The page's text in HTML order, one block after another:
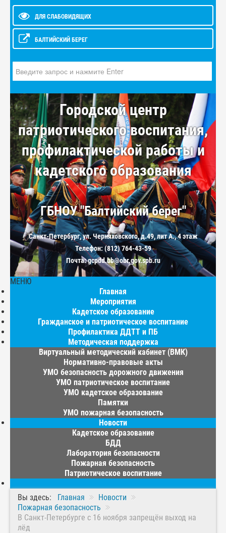
ДЛЯ СЛАБОВИДЯЩИХ
БАЛТИЙСКИЙ БЕРЕГ
Городской центр
патриотического воспитания,
профилактической работы и
кадетского образования
ГБНОУ "Балтийский берег"
Санкт-Петербург, ул. Черняховского, д.49, лит А., 4 этаж
Телефон: (812) 764-43-59
Почта: gcpdd.bb@obr.gov.spb.ru
МЕНЮ
Главная
Мероприятия
Кадетское образование
Гражданское и патриотическое воспитание
Профилактика ДДТТ и ПБ
Методическая поддержка
Виртуальный методический кабинет (ВМК)
Нормативно-правовые акты
УМО безопасность дорожного движения
УМО патриотическое воспитание
УМО кадетское образование
Памятки
УМО пожарная безопасность
Новости
Кадетское образование
БДД
Лаборатория безопасности
Пожарная безопасность
Патриотическое воспитание
Вы здесь: Главная
Новости
Пожарная безопасность
В Санкт-Петербурге с 16 ноября запрещён выход на
лёд